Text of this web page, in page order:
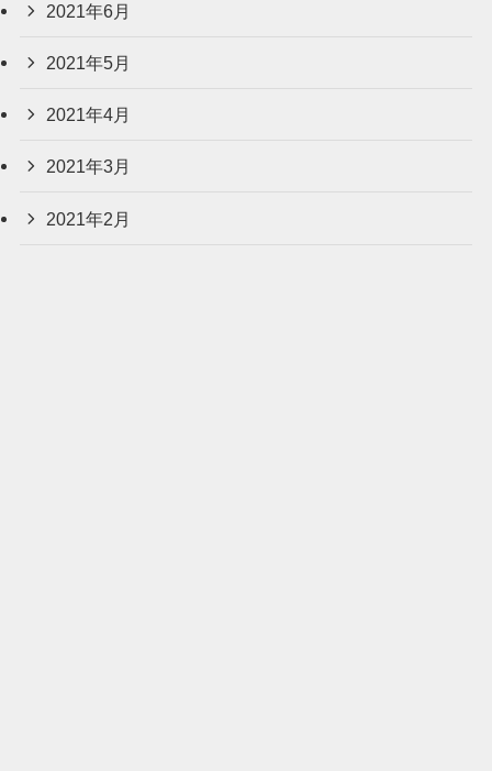
2021年6月
2021年5月
2021年4月
2021年3月
2021年2月